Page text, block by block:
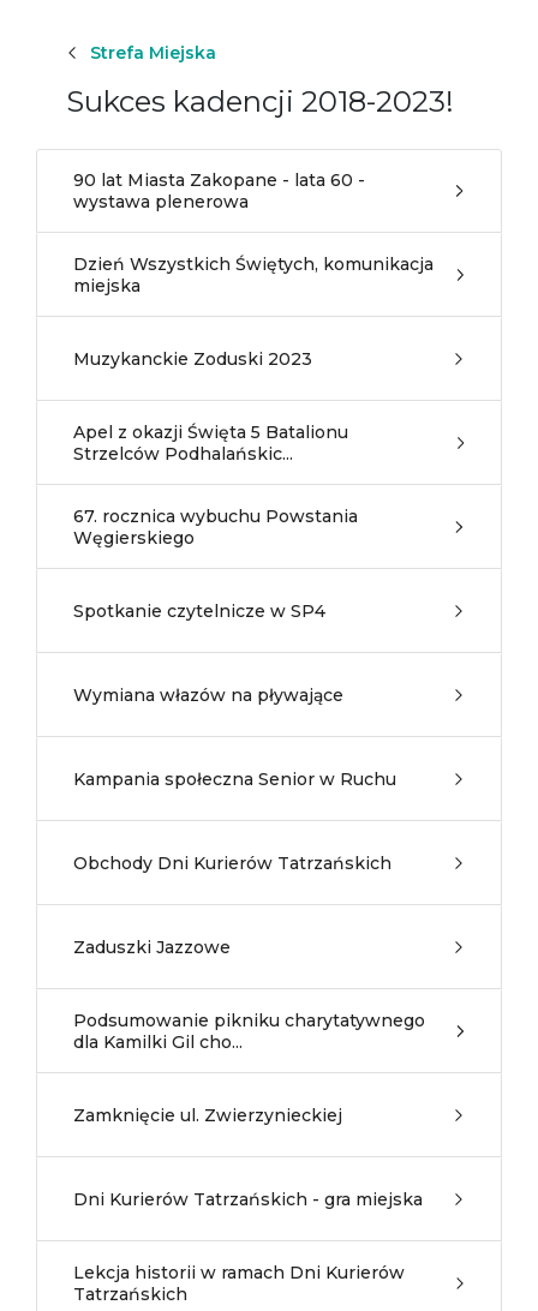
Strefa Miejska
Sukces kadencji 2018-2023!
90 lat Miasta Zakopane - lata 60 -
wystawa plenerowa
Dzień Wszystkich Świętych, komunikacja
miejska
Muzykanckie Zoduski 2023
Apel z okazji Święta 5 Batalionu
Strzelców Podhalańskic...
67. rocznica wybuchu Powstania
Węgierskiego
Spotkanie czytelnicze w SP4
Wymiana włazów na pływające
Kampania społeczna Senior w Ruchu
Obchody Dni Kurierów Tatrzańskich
Zaduszki Jazzowe
Podsumowanie pikniku charytatywnego
dla Kamilki Gil cho...
Zamknięcie ul. Zwierzynieckiej
Dni Kurierów Tatrzańskich - gra miejska
Lekcja historii w ramach Dni Kurierów
Tatrzańskich